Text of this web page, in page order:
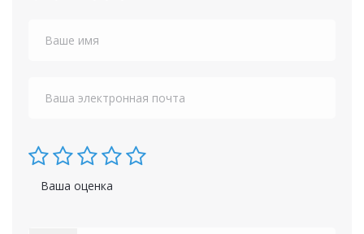
Ваша оценка